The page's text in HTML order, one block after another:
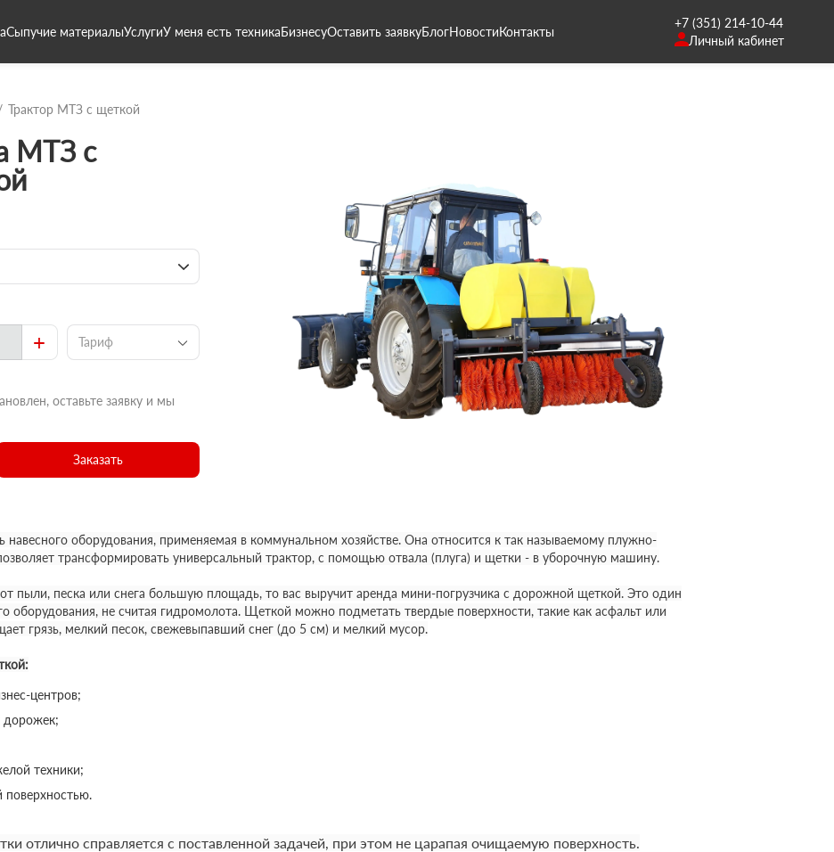
Сыпучие материалыУслугиУ меня есть техникаБизнесуОставить заявкуБлогНовостиКонтакты
+7 (351) 214-10-44
Личный кабинет
Трактор МТЗ с щеткой
МТЗ с
+ Тариф
оставьте заявку и мы
Заказать
навесного оборудования, применяемая в коммунальном хозяйстве. Она относится к так называемому плужно-
трансформировать универсальный трактор, с помощью отвала (плуга) и щетки - в уборочную машину.
пыли, песка или снега большую площадь, то вас выручит аренда мини-погрузчика с дорожной щеткой. Это один
оборудования, не считая гидромолота. Щеткой можно подметать твердые поверхности, такие как асфальт или
грязь, мелкий песок, свежевыпавший снег (до 5 см) и мелкий мусор.
центров;
дорожек;
техники;
отлично справляется с поставленной задачей, при этом не царапая очищаемую поверхность.